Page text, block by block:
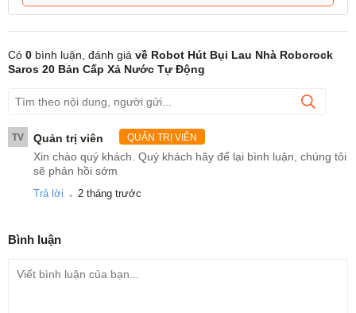
Giẻ lau xoay kép 200 vòng/phút
Tự động tăng áp lực lau lên
13N
khi phát hiện vết bẩn
cứng đầu
Có 0 bình luận, đánh giá về Robot Hút Bụi Lau Nhà Roborock
Saros 20 Bản Cấp Xả Nước Tự Động
TV Quản trị viên QUẢN TRỊ VIÊN
Xin chào quý khách. Quý khách hãy để lại bình luận, chúng tôi
sẽ phản hồi sớm
Trả lời . 2 tháng trước
Bình luận